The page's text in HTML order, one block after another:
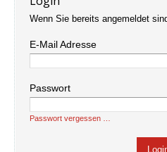
Wenn Sie bereits angemeldet
E-Mail Adresse
Passwort
Passwort vergessen …